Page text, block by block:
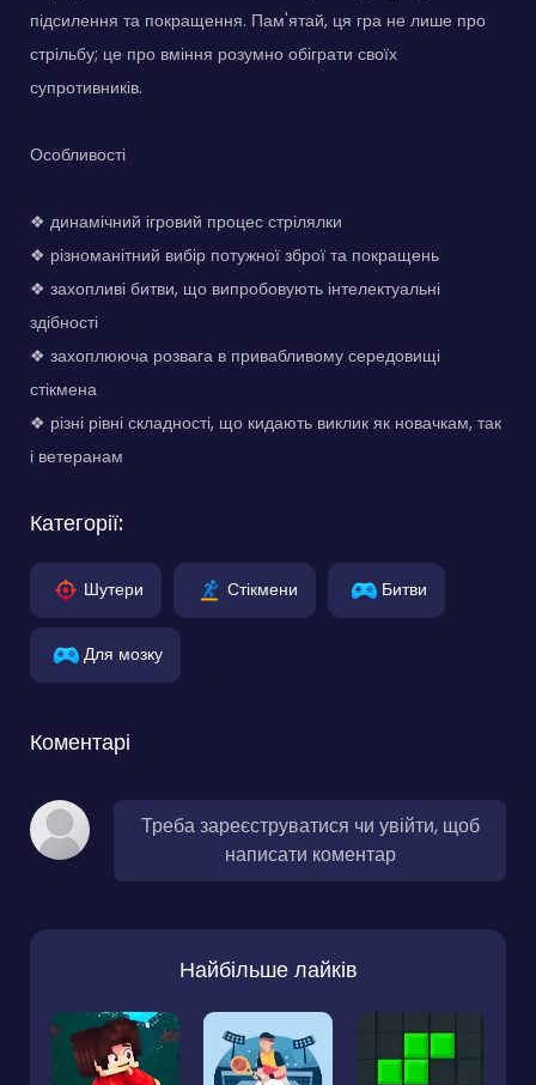
підсилення та покращення. Пам'ятай, ця гра не лише про
стрільбу; це про вміння розумно обіграти своїх
супротивників.
Особливості
❖ динамічний ігровий процес стрілялки
❖ різноманітний вибір потужної зброї та покращень
❖ захопливі битви, що випробовують інтелектуальні
здібності
❖ захоплююча розвага в привабливому середовищі
стікмена
❖ різні рівні складності, що кидають виклик як новачкам, так
і ветеранам
Категорії:
Шутери Стікмени Битви
Для мозку
Коментарі
Треба зареєструватися чи увійти, щоб
написати коментар
Найбільше лайків